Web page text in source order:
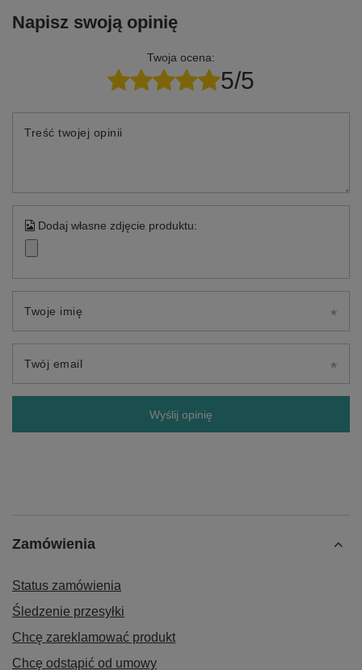
Napisz swoją opinię
Twoja ocena:
5/5
Treść twojej opinii
Dodaj własne zdjęcie produktu:
Twoje imię
Twój email
Wyślij opinię
Zamówienia
Status zamówienia
Śledzenie przesyłki
Chcę zareklamować produkt
Chcę odstąpić od umowy